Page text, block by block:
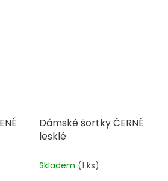
Dámské šortky ČERNÉ
lesklé
Skladem (1 ks)